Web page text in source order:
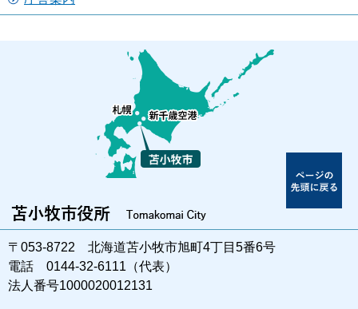
〒053-8722 北海道苫小牧市旭町4丁目5番6号
電話 0144-32-6111（代表）
法人番号1000020012131